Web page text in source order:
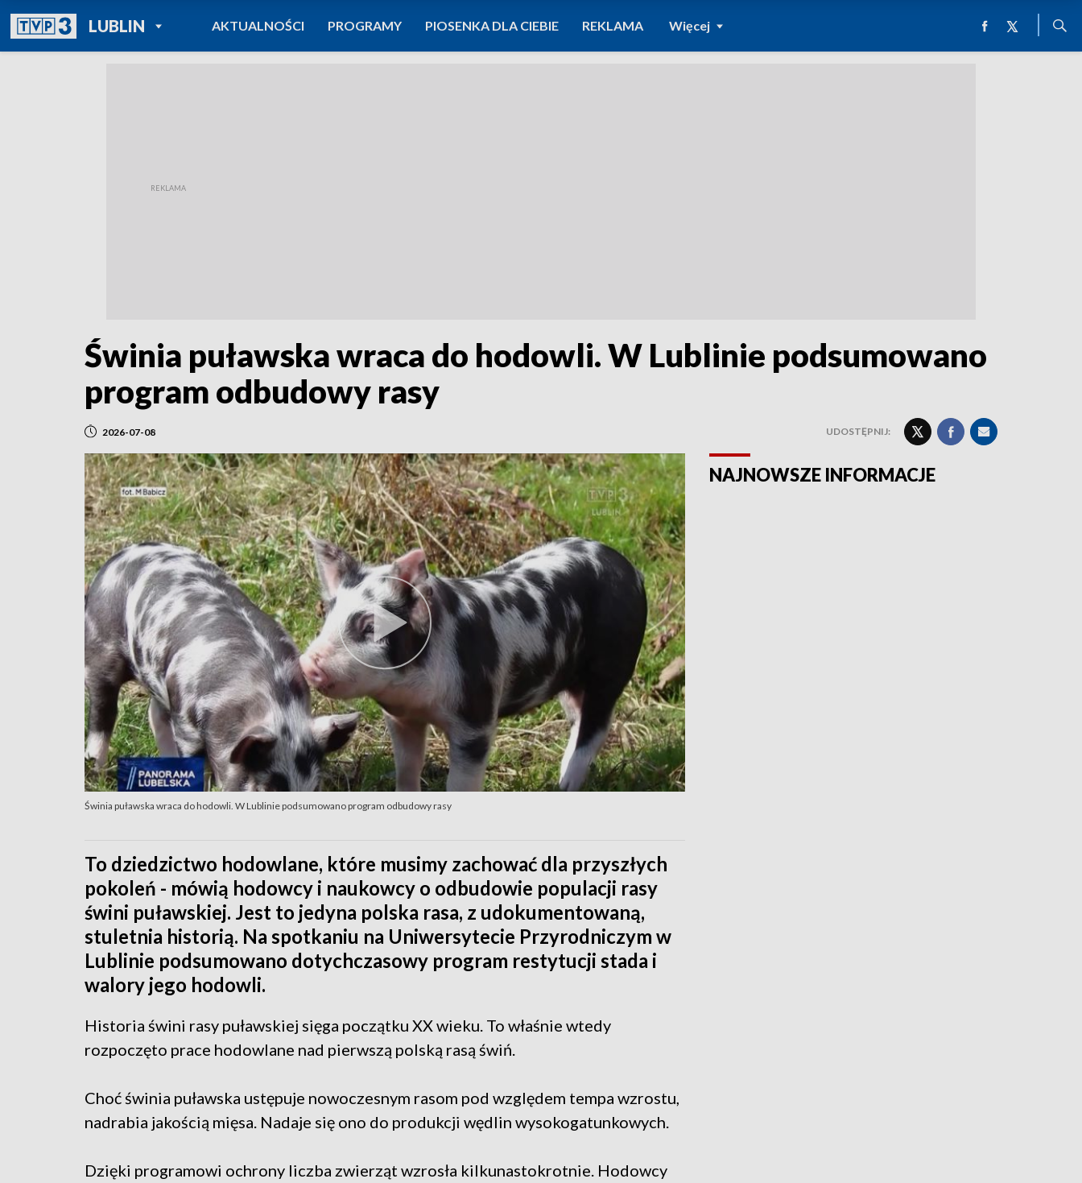
LUBLINPOWRÓT DO
TVP REGIONY
AKTUALNOŚCI PROGRAMY PIOSENKA DLA CIEBIE REKLAMA Więcej
Świnia puławska wraca do hodowli. W Lublinie podsumowano
program odbudowy rasy
2026-07-08 UDOSTĘPNIJ:
Świnia puławska wraca do hodowli. W Lublinie podsumowano program odbudowy rasy
To dziedzictwo hodowlane, które musimy zachować dla przyszłych
pokoleń - mówią hodowcy i naukowcy o odbudowie populacji rasy
świni puławskiej. Jest to jedyna polska rasa, z udokumentowaną,
stuletnia historią. Na spotkaniu na Uniwersytecie Przyrodniczym w
Lublinie podsumowano dotychczasowy program restytucji stada i
walory jego hodowli.
Historia świni rasy puławskiej sięga początku XX wieku. To właśnie wtedy
rozpoczęto prace hodowlane nad pierwszą polską rasą świń.
Choć świnia puławska ustępuje nowoczesnym rasom pod względem tempa wzrostu,
nadrabia jakością mięsa. Nadaje się ono do produkcji wędlin wysokogatunkowych.
Dzięki programowi ochrony liczba zwierząt wzrosła kilkunastokrotnie. Hodowcy
NAJNOWSZE INFORMACJE